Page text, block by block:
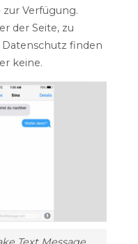
Verfügung.
der Seite, zu
finden
keine.